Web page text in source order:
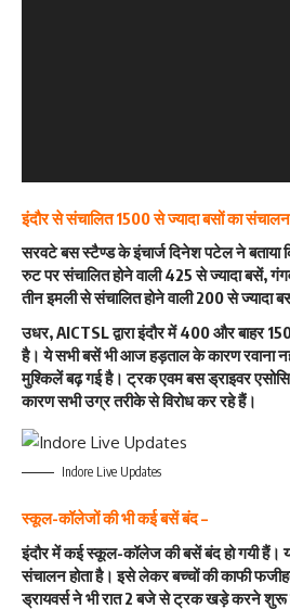
इंदौर से संचालित 1500 से ज्यादा बसों का
सरवटे बस स्टैण्ड के इंचार्ज दिनेश पटेल ने बताया
रुट पर संचालित होने वाली 425 से ज्यादा बसें,
तीन इमली से संचालित होने वाली 200 से
उधर, AICTSL द्वारा इंदौर में 400 और बाहर
है। ये सभी बसें भी आज हड़ताल के कारण रवाना
मुश्किलें बढ़ गई है। ट्रक एवम बस ड्राइवर
कारण सभी उग्र तरीके से विरोध कर रहे हैं।
Indore Live Updates
स्कूल-कॉलेजों की भी कई बसें बंद –
इंदौर में कई स्कूल-कॉलेज की बसें बंद हो गयी हैं।
संचालन होता है। इसे लेकर बच्चों की काफी
ड्रायवर्स ने भी रात 2 बजे से ट्रक खड़े करने